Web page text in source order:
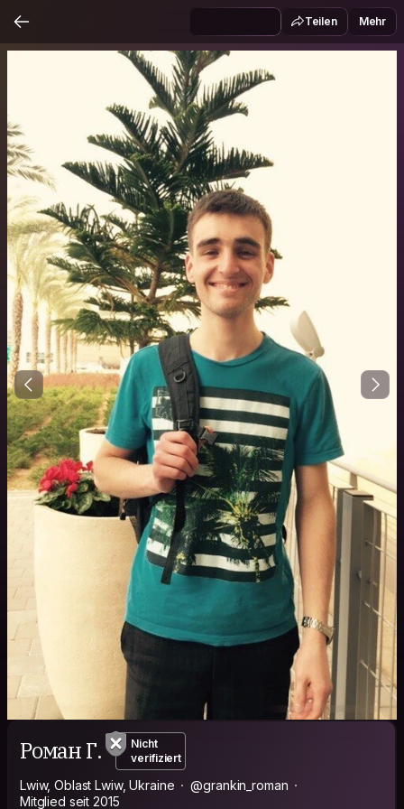
Teilen Mehr
Роман Г.
Nicht
verifiziert
Lwiw, Oblast Lwiw, Ukraine
@grankin_roman
Mitglied seit 2015